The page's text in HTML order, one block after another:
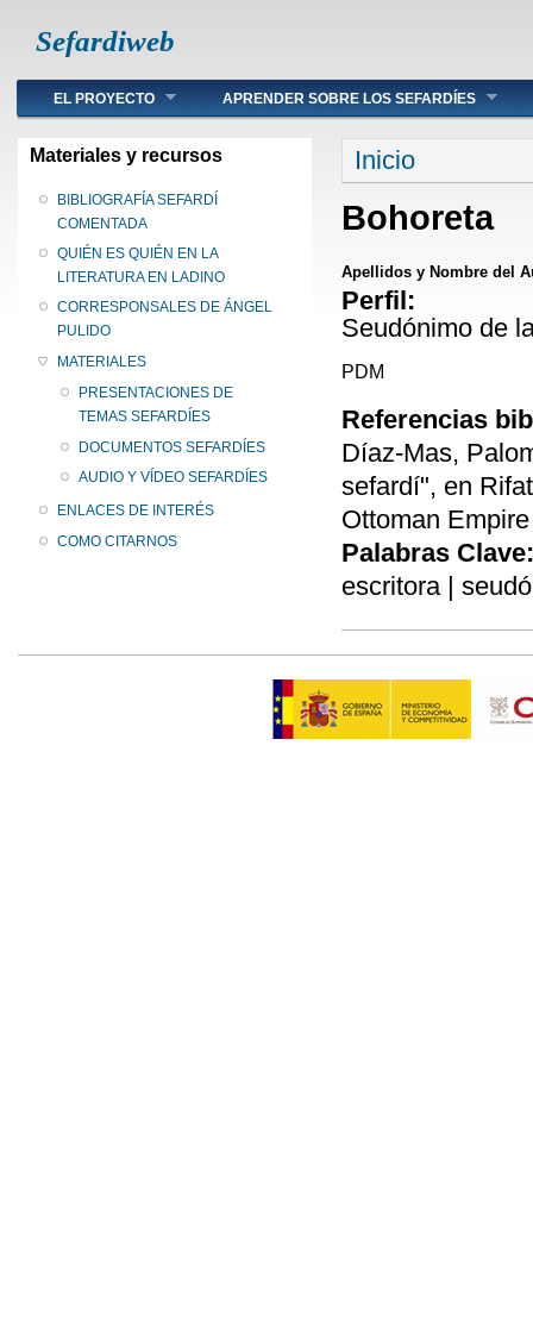
Sefardiweb
Main menu
EL PROYECTO APRENDER SOBRE LOS SEFARDÍES
Materiales y recursos
BIBLIOGRAFÍA SEFARDÍ
COMENTADA
QUIÉN ES QUIÉN EN LA
LITERATURA EN LADINO
CORRESPONSALES DE ÁNGEL
PULIDO
MATERIALES
PRESENTACIONES DE
TEMAS SEFARDÍES
DOCUMENTOS SEFARDÍES
AUDIO Y VÍDEO SEFARDÍES
ENLACES DE INTERÉS
COMO CITARNOS
Se encuentra
Inicio
Bohoreta
Apellidos y Nombre del
Perfil:
Seudónimo de
PDM
Referencias
Díaz-Mas,
sefardí", en
Ottoman
Palabras Clave:
escritora |